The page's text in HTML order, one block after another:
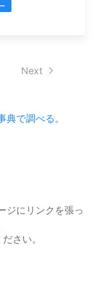
Next
で調べる。
ジにリンクを張っ
さい。